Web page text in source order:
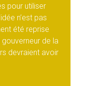
pour utiliser
n’est pas
été reprise
de la
devraient avoir